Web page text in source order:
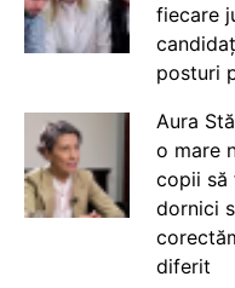
fiecare
posturi
Aura
o mare
copii să
dornici
diferit